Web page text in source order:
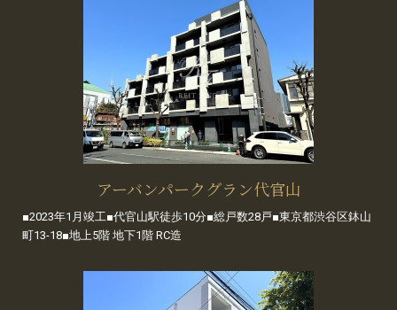
アーバンパークグラン代官山
■2023年1月竣工■代官山駅徒歩10分■総戸数28戸■東京都渋谷区鉢山
町13-18■地上5階 地下1階 RC造